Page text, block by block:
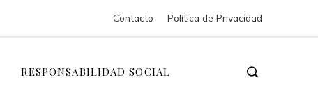
Contacto Política de Privacidad
RESPONSABILIDAD SOCIAL